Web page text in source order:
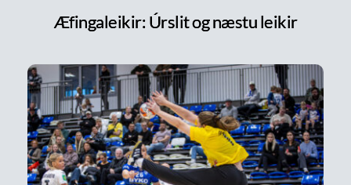
Æfingaleikir: Úrslit og næstu leikir